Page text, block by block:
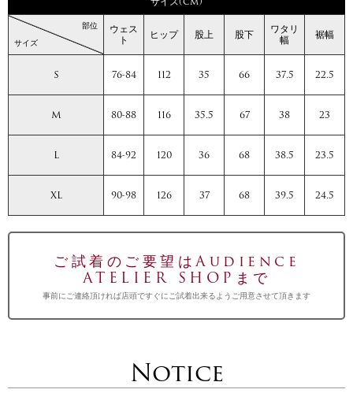
サイズ
部位 ウェス
ト ヒップ 股上 股下 ワタリ
幅 裾幅
S 76-84 112 35 66 37.5 22.5
M 80-88 116 35.5 67 38 23
L 84-92 120 36 68 38.5 23.5
XL 90-98 126 37 68 39.5 24.5
ご試着のご要望はAudience
ATELIER SHOPまで
事前にご連絡頂ければ店頭ですぐにご試着出来るようご用意させて頂きます
Notice